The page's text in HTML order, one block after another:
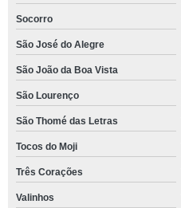
Socorro
São José do Alegre
São João da Boa Vista
São Lourenço
São Thomé das Letras
Tocos do Moji
Três Corações
Valinhos